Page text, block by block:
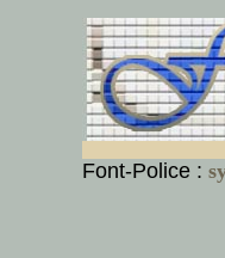
Font-Police :